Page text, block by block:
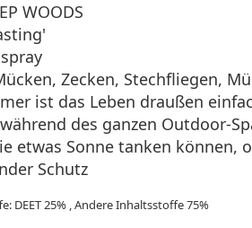
WOODS
Zecken, Stechfliegen,
ist das Leben draußen
des ganzen Outdoor-
etwas Sonne tanken können,
Schutz
DEET 25% , Andere Inhaltsstoffe 75%